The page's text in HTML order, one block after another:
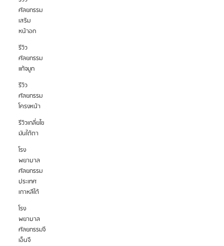
ศัลยกรรม
เสริม
หน้าอก
รีวิว
ศัลยกรรม
แก้จมูก
รีวิว
ศัลยกรรม
โครงหน้า
รีวิวเกลี่ยไข
มันใต้ตา
โรง
พยาบาล
ศัลยกรรม
ประเทศ
เกาหลีใต้
โรง
พยาบาล
ศัลยกรรมจี
เอ็นจี